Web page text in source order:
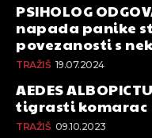
PSIHOLOG
napada panike
povezanosti s
TRAŽIŠ 19.07.2024
AEDES
tigrasti komarac
TRAŽIŠ 09.10.2023